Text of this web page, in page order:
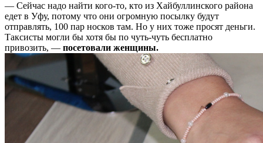
— Сейчас надо найти кого-то, кто из Хайбуллинского района
едет в Уфу, потому что они огромную посылку будут
отправлять, 100 пар носков там. Но у них тоже просят деньги.
Таксисты могли бы хотя бы по чуть-чуть бесплатно
привозить, — посетовали женщины.